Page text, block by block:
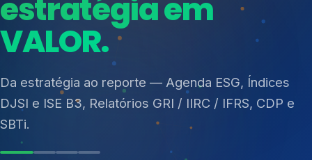
Consultoria, auditoria e treinamentos em ISO 27001,
ISO 27701, ISO 42001, ISO 37001, ISO 9001, ISO
14001, ISO 45001, ONA e PNQ — Gestão de
resíduos sólidos (PGRS/PMGRS).
Mudanças Climáticas
Reputação e Cadeia
Reporte Regulatório